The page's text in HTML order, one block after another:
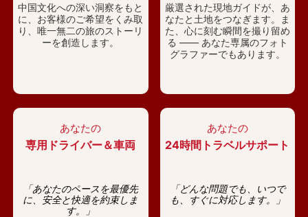
中国文化への深い洞察をもと
に、お客様のご希望をくみ取
り、唯一無二の旅のストーリ
ーを創造します。
厳選された現地ガイドが、あ
なたと土地をつなぎます。ま
た、心に刻む瞬間を撮り留め
る —— あなた専属のフォト
グラファーでもあります。
あなたの
専用ドライバー＆車両
「あなたのペースを最優先
に、安全と快適を約束しま
す。」
あなたの
24時間トラベルサポート
「どんな問題でも、いつで
も、すぐに対応します。」